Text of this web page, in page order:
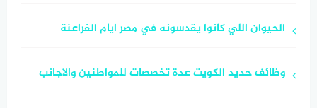
الحيوان اللي كانوا يقدسونه في مصر ايام الفراعنة
وظائف حديد الكويت عدة تخصصات للمواطنين والاجانب